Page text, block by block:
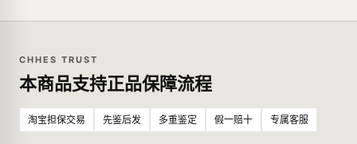
CHHES TRUST
本商品支持正品保障流程
淘宝担保交易 先鉴后发 多重鉴定 假一赔十 专属客服